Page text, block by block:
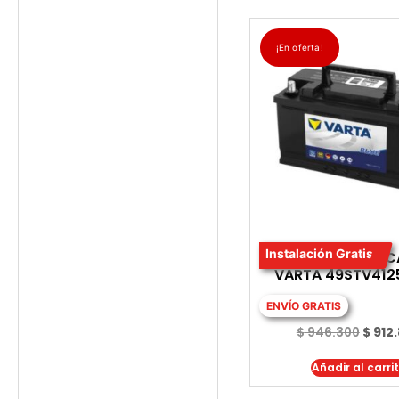
¡En oferta!
Instalación Gratis
BATERIA PARA
VARTA
ENVÍO GRATIS
$946.300 $
Añadir al